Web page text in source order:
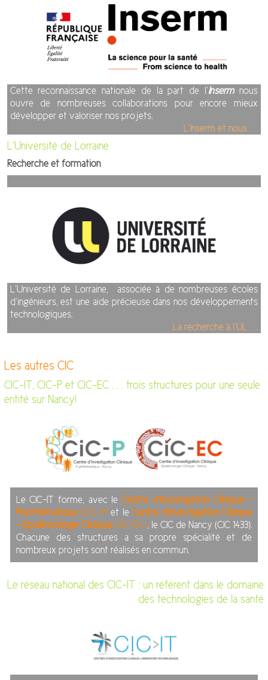
Cette reconnaissance nationale de la part de l’Insermnous
ouvre de nombreuses collaborations pour encore mieux
développer et valoriser nos projets.
L’Inserm et nous . . .
L’Université de Lorraine
Recherche et formation
L’Université de Lorraine, associée à de nombreuses écoles
d’ingénieurs, est une aide précieuse dans nos développements
technologiques.
La recherche à l’UL . . .
Les autres CIC
CIC-IT, CIC-P et CIC-EC . . . trois structures pour une seule
entité sur Nancy!
Le CIC-IT forme, avec leCentre d’Investigation Clinique –
Plurithématique(CIC-P)et le Centre d’Investigation Clinique
– Epidémiologie Clinique(CIC-EC), le CIC de Nancy (CIC 1433).
Chacune des structures a sa propre spécialité et de
nombreux projets sont réalisés en commun.
Le réseau national des CIC-IT : un référent dans le domaine
des technologies de la santé